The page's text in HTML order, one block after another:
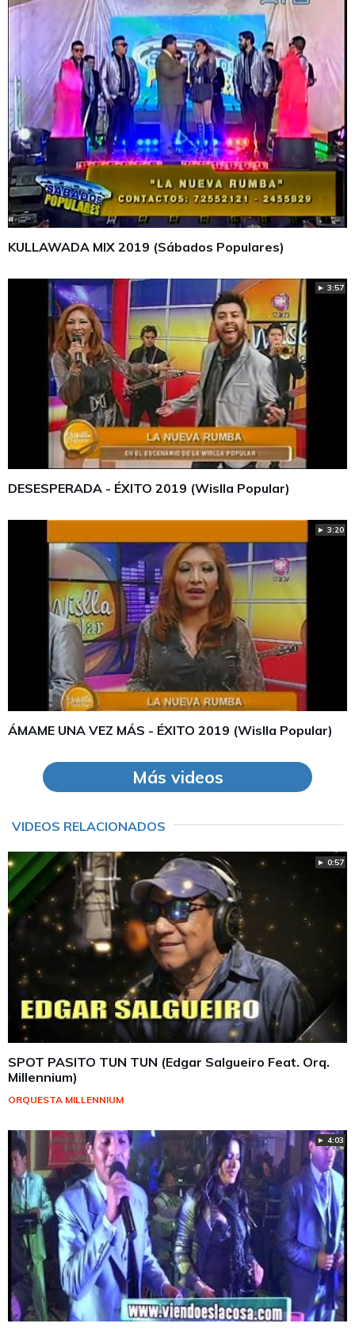
KULLAWADA MIX 2019 (Sábados Populares)
► 3:57
DESESPERADA - ÉXITO 2019 (Wislla Popular)
► 3:20
ÁMAME UNA VEZ MÁS - ÉXITO 2019 (Wislla Popular)
Más videos
VIDEOS RELACIONADOS
► 0:57
SPOT PASITO TUN TUN (Edgar Salgueiro Feat. Orq.
Millennium)
ORQUESTA MILLENNIUM
► 4:03